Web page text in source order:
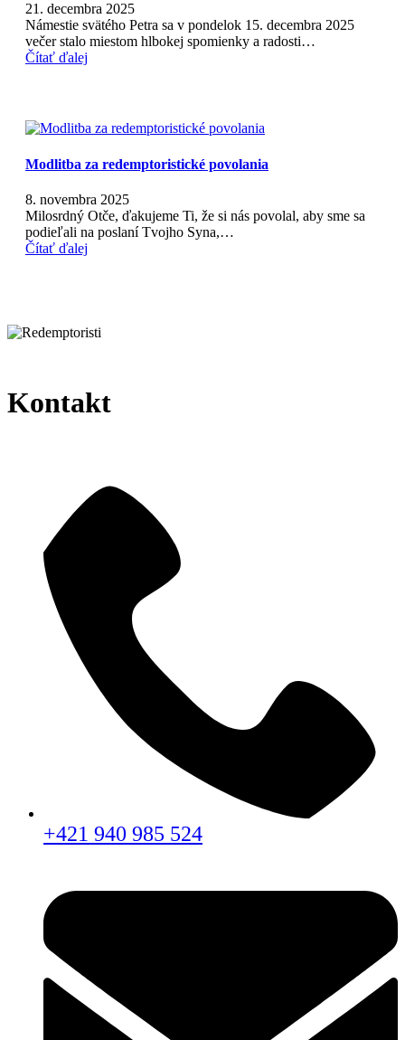
21. decembra 2025
Námestie svätého Petra sa v pondelok 15. decembra 2025
večer stalo miestom hlbokej spomienky a radosti…
Čítať ďalej
Modlitba za redemptoristické povolania
8. novembra 2025
Milosrdný Otče, ďakujeme Ti, že si nás povolal, aby sme sa
podieľali na poslaní Tvojho Syna,…
Čítať ďalej
Kontakt
+421 940 985 524